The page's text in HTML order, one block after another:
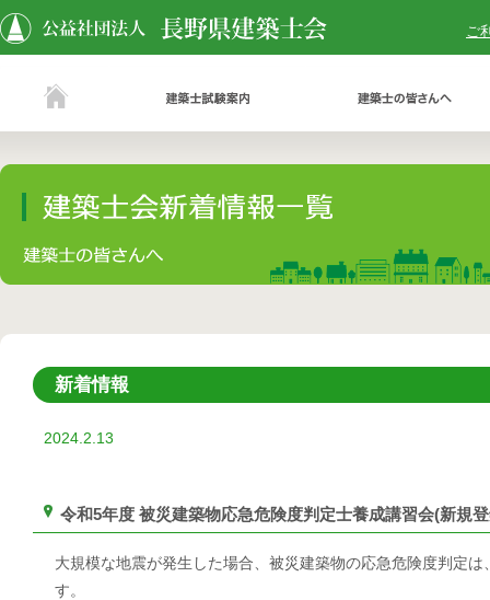
ご
新着情報
2024.2.13
令和5年度 被災建築物応急危険度判定士養成講習会(新規
大規模な地震が発生した場合、被災建築物の応急危険度判定
す。